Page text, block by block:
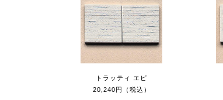
トラッティ エピ
20,240円（税込）